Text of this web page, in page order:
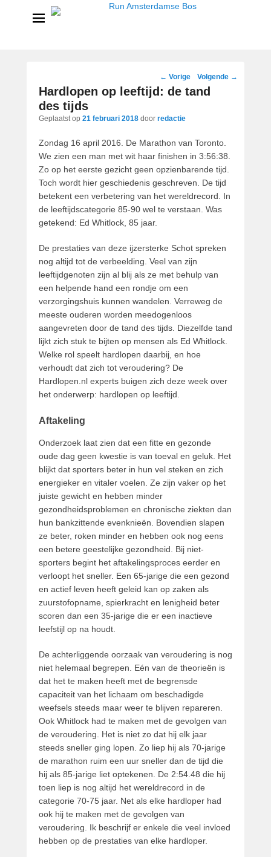
Bericht
navigatie
← Vorige Volgende →
Hardlopen op leeftijd: de tand
des tijds
Geplaatst op 21 februari 2018 door redactie
Zondag 16 april 2016. De Marathon van Toronto.
We zien een man met wit haar finishen in 3:56:38.
Zo op het eerste gezicht geen opzienbarende tijd.
Toch wordt hier geschiedenis geschreven. De tijd
betekent een verbetering van het wereldrecord. In
de leeftijdscategorie 85-90 wel te verstaan. Was
getekend: Ed Whitlock, 85 jaar.
De prestaties van deze ijzersterke Schot spreken
nog altijd tot de verbeelding. Veel van zijn
leeftijdgenoten zijn al blij als ze met behulp van
een helpende hand een rondje om een
verzorgingshuis kunnen wandelen. Verreweg de
meeste ouderen worden meedogenloos
aangevreten door de tand des tijds. Diezelfde tand
lijkt zich stuk te bijten op mensen als Ed Whitlock.
Welke rol speelt hardlopen daarbij, en hoe
verhoudt dat zich tot veroudering? De
Hardlopen.nl experts buigen zich deze week over
het onderwerp: hardlopen op leeftijd.
Aftakeling
Onderzoek laat zien dat een fitte en gezonde
oude dag geen kwestie is van toeval en geluk. Het
blijkt dat sporters beter in hun vel steken en zich
energieker en vitaler voelen. Ze zijn vaker op het
juiste gewicht en hebben minder
gezondheidsproblemen en chronische ziekten dan
hun bankzittende evenknieën. Bovendien slapen
ze beter, roken minder en hebben ook nog eens
een betere geestelijke gezondheid. Bij niet-
sporters begint het aftakelingsproces eerder en
verloopt het sneller. Een 65-jarige die een gezond
en actief leven heeft geleid kan op zaken als
zuurstofopname, spierkracht en lenigheid beter
scoren dan een 35-jarige die er een inactieve
leefstijl op na houdt.
De achterliggende oorzaak van veroudering is nog
niet helemaal begrepen. Eén van de theorieën is
dat het te maken heeft met de begrensde
capaciteit van het lichaam om beschadigde
weefsels steeds maar weer te blijven repareren.
Ook Whitlock had te maken met de gevolgen van
de veroudering. Het is niet zo dat hij elk jaar
steeds sneller ging lopen. Zo liep hij als 70-jarige
de marathon ruim een uur sneller dan de tijd die
hij als 85-jarige liet optekenen. De 2:54.48 die hij
toen liep is nog altijd het wereldrecord in de
categorie 70-75 jaar. Net als elke hardloper had
ook hij te maken met de gevolgen van
veroudering. Ik beschrijf er enkele die veel invloed
hebben op de prestaties van elke hardloper.